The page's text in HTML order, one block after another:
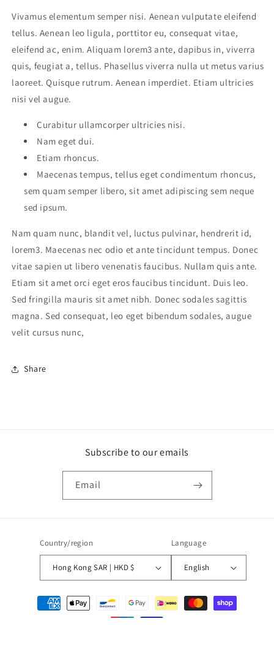
Vivamus elementum semper nisi. Aenean vulputate eleifend
tellus. Aenean leo ligula, porttitor eu, consequat vitae,
eleifend ac, enim. Aliquam lorem3 ante, dapibus in, viverra
quis, feugiat a, tellus. Phasellus viverra nulla ut metus varius
laoreet. Quisque rutrum. Aenean imperdiet. Etiam ultricies
nisi vel augue.
Curabitur ullamcorper ultricies nisi.
Nam eget dui.
Etiam rhoncus.
Maecenas tempus, tellus eget condimentum rhoncus,
sem quam semper libero, sit amet adipiscing sem neque
sed ipsum.
Nam quam nunc, blandit vel, luctus pulvinar, hendrerit id,
lorem3. Maecenas nec odio et ante tincidunt tempus. Donec
vitae sapien ut libero venenatis faucibus. Nullam quis ante.
Etiam sit amet orci eget eros faucibus tincidunt. Duis leo.
Sed fringilla mauris sit amet nibh. Donec sodales sagittis
magna. Sed consequat, leo eget bibendum sodales, augue
velit cursus nunc,
Share
Subscribe to our emails
Email
Country/region
Hong Kong SAR | HKD $
Language
English
Payment
methods